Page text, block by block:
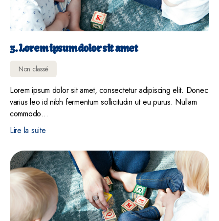
5. Lorem ipsum dolor sit amet
Non classé
Lorem ipsum dolor sit amet, consectetur adipiscing elit. Donec
varius leo id nibh fermentum sollicitudin ut eu purus. Nullam
commodo…
Lire la suite
2. Lorem ipsum dolor sit amet